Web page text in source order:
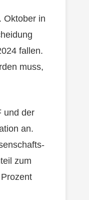
Oktober in
fallen.
muss,
und der
an.
zum